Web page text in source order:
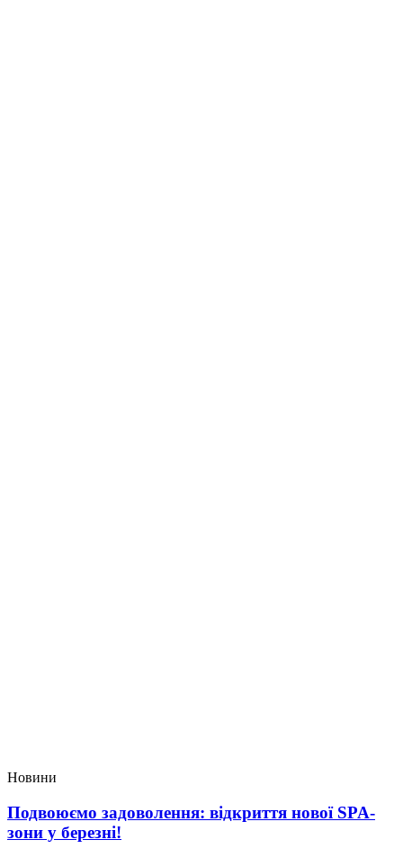
Новини
Подвоюємо задоволення: відкриття нової SPA-
зони у березні!